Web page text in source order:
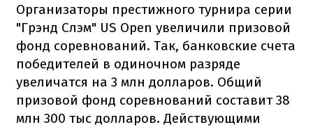
Организаторы престижного турнира серии
"Грэнд Слэм" US Open увеличили призовой
фонд соревнований. Так, банковские счета
победителей в одиночном разряде
увеличатся на 3 млн долларов. Общий
призовой фонд соревнований составит 38
млн 300 тыс долларов. Действующими